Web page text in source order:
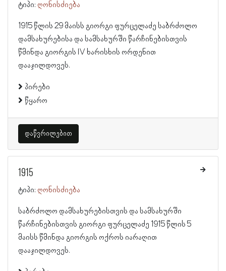
ტიპი: ღონისძიება
1915 წლის 29 მაისს გიორგი ფურცელაძე საბრძოლო
დამსახურებისა და სამსახურში წარჩინებისთვის
წმინდა გიორგის IV ხარისხის ორდენით
დააჯილდოვეს.
პირები
წყარო
დაწვრილებით
1915
ტიპი: ღონისძიება
საბრძოლო დამსახურებისთვის და სამსახურში
წარჩინებისთვის გიორგი ფურცელაძე 1915 წლის 5
მაისს წმინდა გიორგის ოქროს იარაღით
დააჯილდოვეს.